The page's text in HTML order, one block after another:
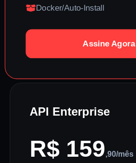
Docker/Auto-Install
Assine Agora
API Enterprise
R$ 159,90/mês